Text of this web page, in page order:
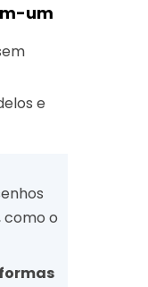
um
e
como o